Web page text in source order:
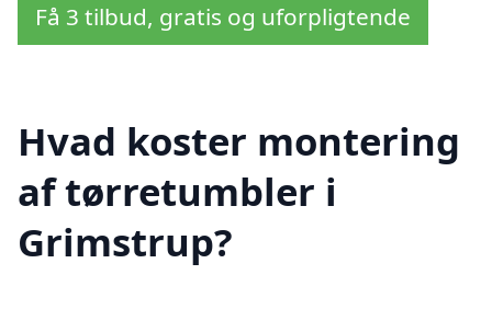
Få 3 tilbud, gratis og uforpligtende
Hvad koster montering
af tørretumbler i
Grimstrup?